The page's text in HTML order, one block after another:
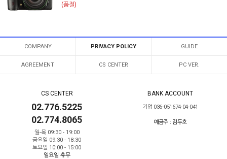
(품절)
COMPANY PRIVACY POLICY GUIDE
AGREEMENT CS CENTER PC VER.
CS CENTER
02.776.5225
02.774.8065
월-목 09:30 - 19:00
금요일 09:30 - 18:30
토요일 10:00 - 15:00
일요일 휴무
BANK ACCOUNT
기업 036-051674-04-041
예금주 : 김두호